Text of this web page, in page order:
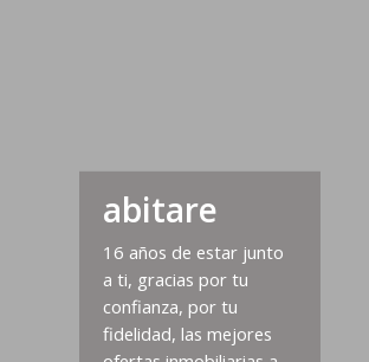
abitare
16 años de estar junto
a ti, gracias por tu
confianza, por tu
fidelidad, las mejores